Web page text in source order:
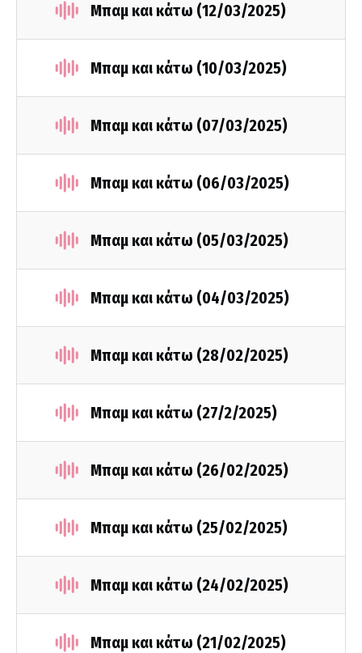
Μπαμ και κάτω (12/03/2025)
Μπαμ και κάτω (10/03/2025)
Μπαμ και κάτω (07/03/2025)
Μπαμ και κάτω (06/03/2025)
Μπαμ και κάτω (05/03/2025)
Μπαμ και κάτω (04/03/2025)
Μπαμ και κάτω (28/02/2025)
Μπαμ και κάτω (27/2/2025)
Μπαμ και κάτω (26/02/2025)
Μπαμ και κάτω (25/02/2025)
Μπαμ και κάτω (24/02/2025)
Μπαμ και κάτω (21/02/2025)